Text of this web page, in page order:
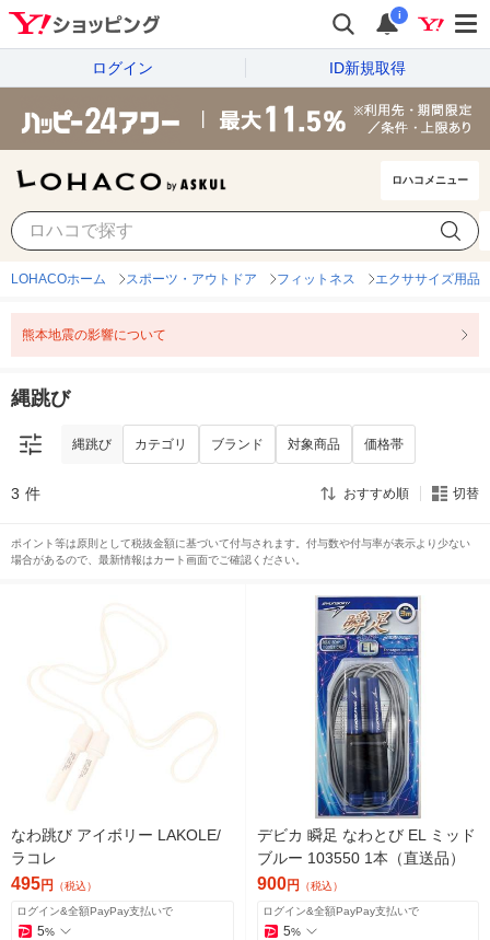
i
ログイン ID新規取得
ロハコメニュー
LOHACOホーム スポーツ・アウトドア フィットネス エクササイズ用品
熊本地震の影響について
縄跳び
縄跳び カテゴリ ブランド 対象商品 価格帯
3 件 おすすめ順 切替
ポイント等は原則として税抜金額に基づいて付与されます。付与数や付与率が表示より少ない
場合があるので、最新情報はカート画面でご確認ください。
なわ跳び アイボリー LAKOLE/
ラコレ
495円 （税込）
ログイン&全額PayPay支払いで
5%
デビカ 瞬足 なわとび EL ミッド
ブルー 103550 1本（直送品）
900円 （税込）
ログイン&全額PayPay支払いで
5%